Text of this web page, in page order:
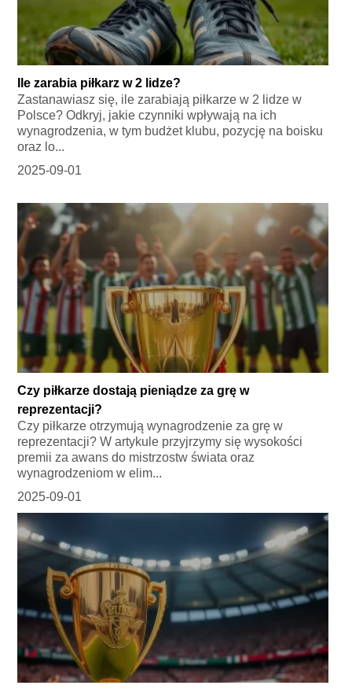
Ile zarabia piłkarz w 2 lidze?
Zastanawiasz się, ile zarabiają piłkarze w 2 lidze w
Polsce? Odkryj, jakie czynniki wpływają na ich
wynagrodzenia, w tym budżet klubu, pozycję na boisku
oraz lo...
2025-09-01
Czy piłkarze dostają pieniądze za grę w
reprezentacji?
Czy piłkarze otrzymują wynagrodzenie za grę w
reprezentacji? W artykule przyjrzymy się wysokości
premii za awans do mistrzostw świata oraz
wynagrodzeniom w elim...
2025-09-01